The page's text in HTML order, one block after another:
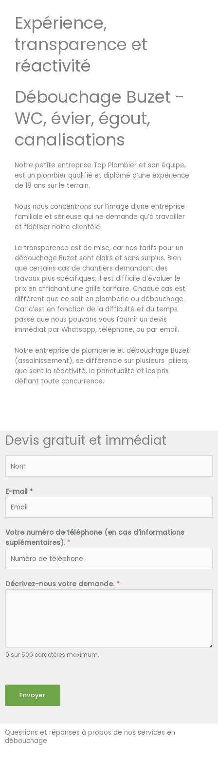
Expérience,
transparence et
réactivité
Débouchage Buzet -
WC, évier, égout,
canalisations
Notre petite entreprise Top Plombier et son équipe,
est un plombier qualifié et diplômé d’une expérience
de 18 ans sur le terrain.
Nous nous concentrons sur l’image d’une entreprise
familiale et sérieuse qui ne demande qu’à travailler
et fidéliser notre clientèle.
La transparence est de mise, car nos tarifs pour un
débouchage Buzet sont clairs et sans surplus. Bien
que certains cas de chantiers demandant des
travaux plus spécifiques, il est difficile d’évaluer le
prix en affichant une grille tarifaire. Chaque cas est
différent que ce soit en plomberie ou débouchage.
Car c’est en fonction de la difficulté et du temps
passé que nous pouvons vous fournir un devis
immédiat par Whatsapp, téléphone, ou par email.
Notre entreprise de plomberie et débouchage Buzet
(assainissement), se différencie sur plusieurs piliers,
que sont la réactivité, la ponctualité et les prix
défiant toute concurrence.
Devis gratuit et immédiat
*
E-mail *
Votre numéro de téléphone (en cas d'informations
suplémentaires). *
Décrivez-nous votre demande. *
0 sur 500 caractères maximum.
Envoyer
Questions et réponses à propos de nos services en
débouchage